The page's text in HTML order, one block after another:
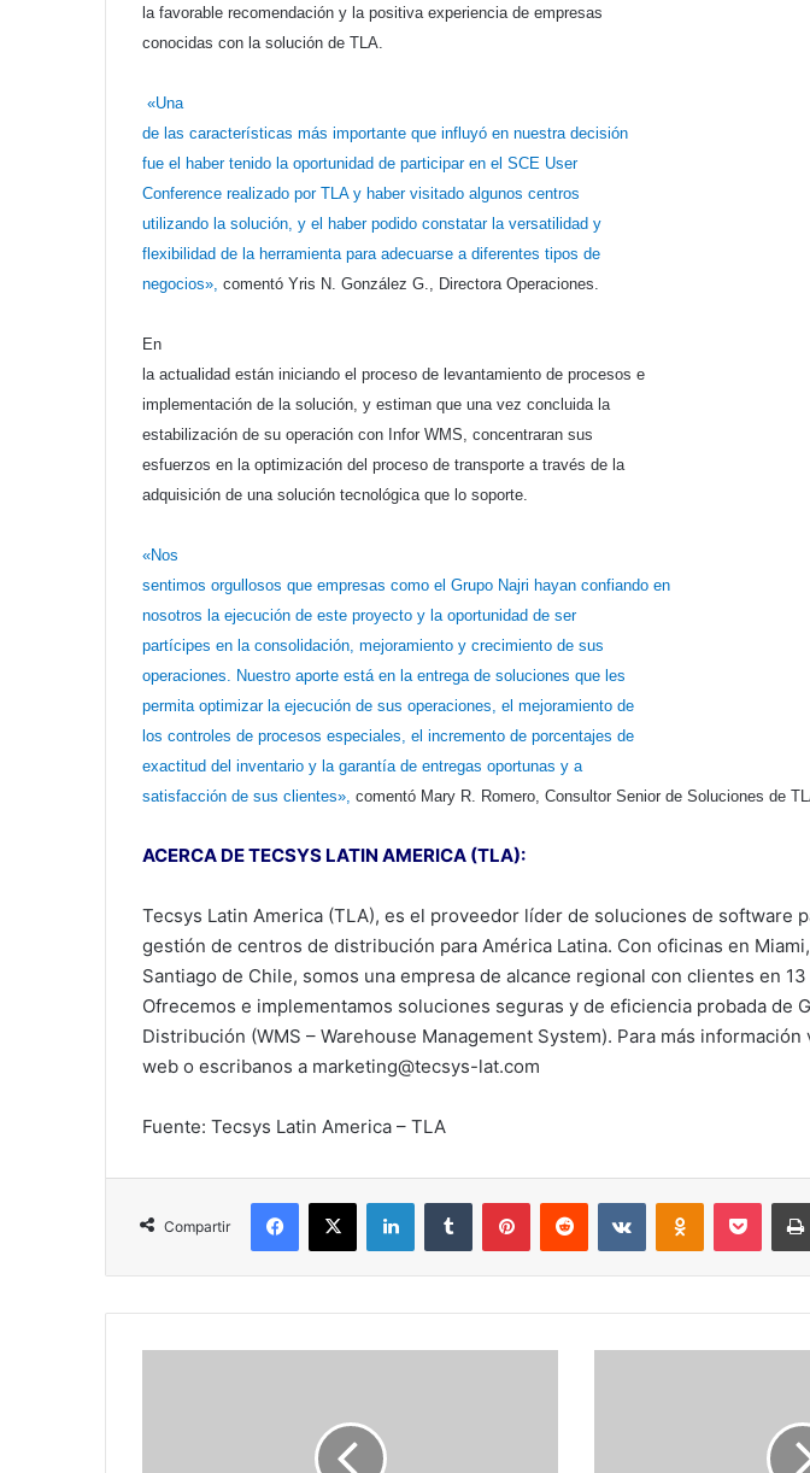
la favorable recomendación y la positiva experiencia de empresas
conocidas con la solución de TLA.
«Una
de las características más importante que influyó en nuestra decisión
fue el haber tenido la oportunidad de participar en el SCE User
Conference realizado por TLA y haber visitado algunos centros
utilizando la solución, y el haber podido constatar la versatilidad y
flexibilidad de la herramienta para adecuarse a diferentes tipos de
negocios», comentó Yris N. González G., Directora Operaciones.
En
la actualidad están iniciando el proceso de levantamiento de procesos e
implementación de la solución, y estiman que una vez concluida la
estabilización de su operación con Infor WMS, concentraran sus
esfuerzos en la optimización del proceso de transporte a través de la
adquisición de una solución tecnológica que lo soporte.
«Nos
sentimos orgullosos que empresas como el Grupo Najri hayan confiando en
nosotros la ejecución de este proyecto y la oportunidad de ser
partícipes en la consolidación, mejoramiento y crecimiento de sus
operaciones. Nuestro aporte está en la entrega de soluciones que les
permita optimizar la ejecución de sus operaciones, el mejoramiento de
los controles de procesos especiales, el incremento de porcentajes de
exactitud del inventario y la garantía de entregas oportunas y a
satisfacción de sus clientes», comentó Mary R. Romero, Consultor Senior de Soluciones de
ACERCA DE TECSYS LATIN AMERICA (TLA):
Tecsys Latin America (TLA), es el proveedor líder de soluciones de software
gestión de centros de distribución para América Latina. Con oficinas en
Santiago de Chile, somos una empresa de alcance regional con clientes en
Ofrecemos e implementamos soluciones seguras y de eficiencia probada de
Distribución (WMS – Warehouse Management System). Para más
web o escribanos a marketing@tecsys-lat.com
Fuente: Tecsys Latin America – TLA
Compartir
Facebook
X LinkedInTumblr PinterestReddit VKontakteOdnoklassniki